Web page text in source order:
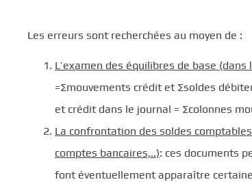
Les erreurs sont recherchées au moyen de :
L’examen des équilibres de base (dans
=∑mouvements crédit et ∑soldes
et crédit dans le journal = ∑colonnes
La confrontation des soldes
comptes bancaires,..): ces documents
font éventuellement apparaître